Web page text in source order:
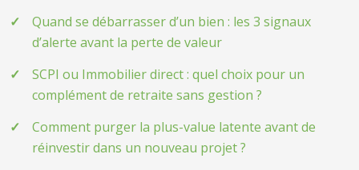
Quand se débarrasser d’un bien : les 3 signaux
d’alerte avant la perte de valeur
SCPI ou Immobilier direct : quel choix pour un
complément de retraite sans gestion ?
Comment purger la plus-value latente avant de
réinvestir dans un nouveau projet ?